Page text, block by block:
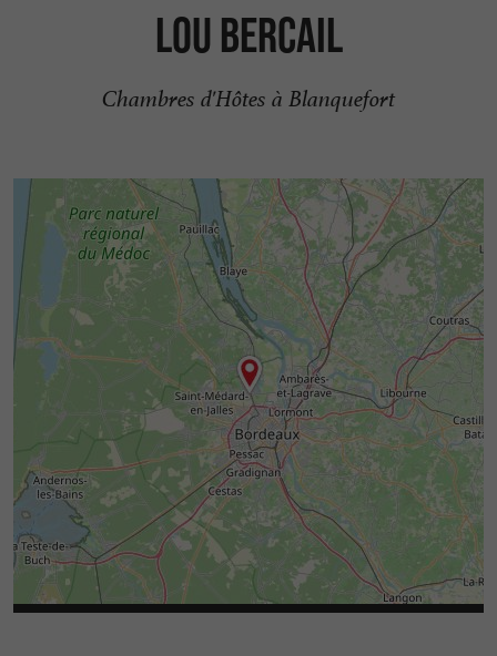
Lou Bercail
Chambres d'Hôtes à Blanquefort